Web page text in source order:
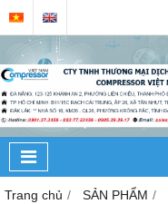
Trang chủ SẢN PHẨM